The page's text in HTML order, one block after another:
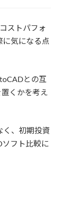
ストパフォ
に気になる点
との互
くかを考え
く、初期投資
ソフト比較に